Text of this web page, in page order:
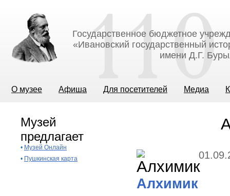
Государственное бюджетное
«Ивановский государственный
имени Д.Г.
О музее Афиша Для посетителей Медиа
Музей
предлагает
• Музей Онлайн
• Пушкинская карта
Алхимик